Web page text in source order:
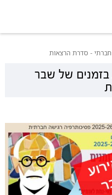
- סדרת הרצאות
בזמנים של שבר